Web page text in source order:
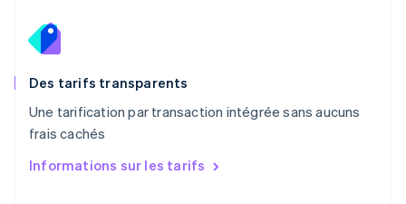
Des tarifs transparents
Une tarification par transaction intégrée sans aucuns
frais cachés
Informations sur les tarifs
Pays-Bas
Nederlands
English
PortuguêsEnglish
R.A.S. de Hong Kong, Chine
English